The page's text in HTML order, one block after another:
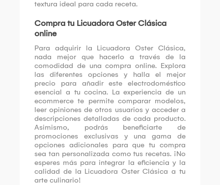
textura ideal para cada receta.
Compra tu Licuadora Oster Clásica
online
Para adquirir la Licuadora Oster Clásica,
nada mejor que hacerlo a través de la
comodidad de una compra online. Explora
las diferentes opciones y halla el mejor
precio para añadir este electrodoméstico
esencial a tu cocina. La experiencia de un
ecommerce te permite comparar modelos,
leer opiniones de otros usuarios y acceder a
descripciones detalladas de cada producto.
Asimismo, podrás beneficiarte de
promociones exclusivas y una gama de
opciones adicionales para que tu compra
sea tan personalizada como tus recetas. ¡No
esperes más para integrar la eficiencia y la
calidad de la Licuadora Oster Clásica a tu
arte culinario!